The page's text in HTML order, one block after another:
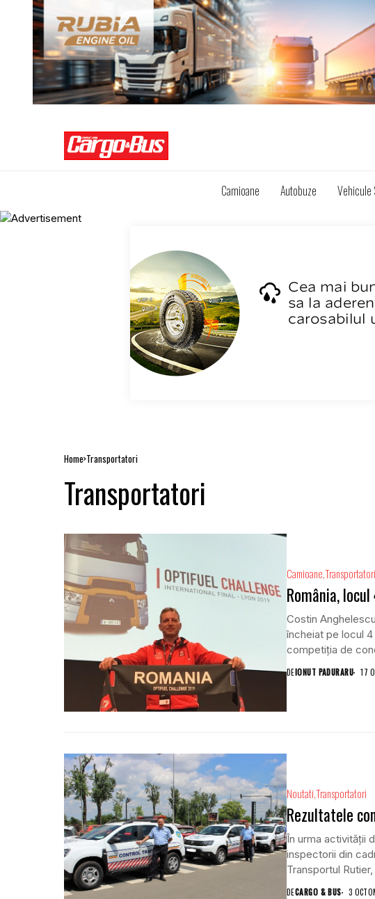
Camioane Autobuze Vehicule
Home Transportatori
Transportatori
CamioaneTransportatori
România,
Costin
încheiat pe locul 4
competiția de
DEIONUT PADURARU 17
NoutatiTransportatori
Rezultatele
În urma activității
inspectorii din
Transportul
DECARGO & BUS 3